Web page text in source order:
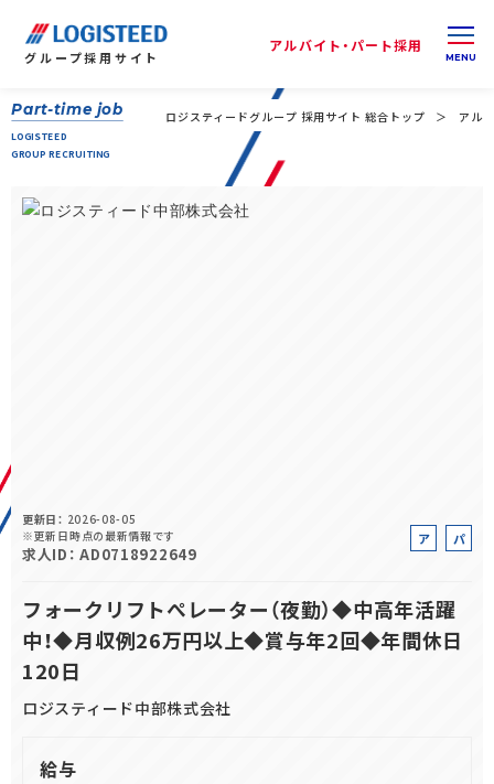
グループ採用サイト
アルバイト・パート採用
アルバイト・パート採用
Part-time job
LOGISTEED
GROUP RECRUITING
ロジスティードグループ 採用サイト 総合トップ アル
更新日
2026-08-05
※更新日時点の最新情報です
求人ID AD0718922649
ア
イ
ト
パ
フォークリフトぺレーター（夜勤）◆中高年活躍
中！◆月収例26万円以上◆賞与年2回◆年間休日
120日
ロジスティード中部株式会社
給与